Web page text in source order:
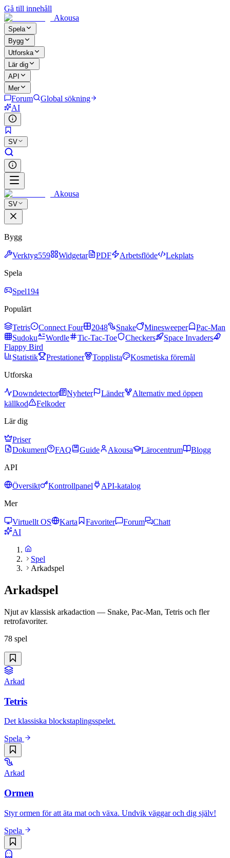
Gå till innehåll
Akousa
Spela
Bygg
Utforska
Lär dig
API
Mer
Forum
Global sökning
AI
SV
Akousa
SV
Bygg
Verktyg559 Widgetar PDF Arbetsflöde
Lekplats
Spela
Spel194
Populärt
Tetris Connect Four 2048 Snake Minesweeper
Pac-Man
Sudoku
Wordle Tic-Tac-Toe Checkers
Space Invaders
Flappy Bird
Statistik
Prestationer Topplista
Kosmetiska föremål
Utforska
Downdetector Nyheter Länder
Alternativ med öppen
källkod
Felkoder
Lär dig
Priser
Dokument
FAQ Guide Akousa Lärocentrum
Blogg
API
Översikt Kontrollpanel
API-katalog
Mer
Virtuellt OS Karta Favoriter Forum
Chatt
AI
Spel
Arkadspel
Arkadspel
Njut av klassisk arkadaction — Snake, Pac-Man, Tetris och fler
retrofavoriter.
78 spel
Arkad
Tetris
Det klassiska blockstaplingsspelet.
Spela
Arkad
Ormen
Styr ormen för att äta mat och växa. Undvik väggar och dig själv!
Spela